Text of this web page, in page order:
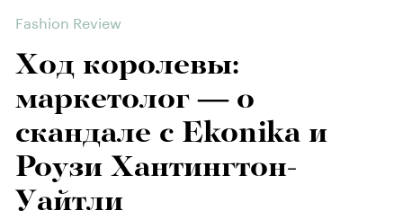
Fashion Review
Ход королевы:
маркетолог — о
скандале с Ekonika и
Роузи Хантингтон-
Уайтли